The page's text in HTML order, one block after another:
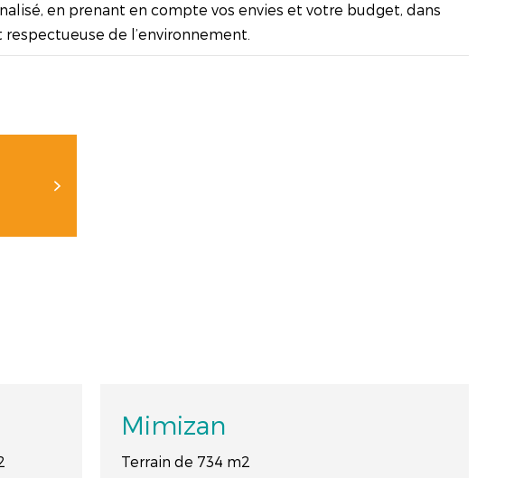
en prenant en compte vos envies et votre budget, dans
de l’environnement.
Mimizan
Terrain de 734 m2